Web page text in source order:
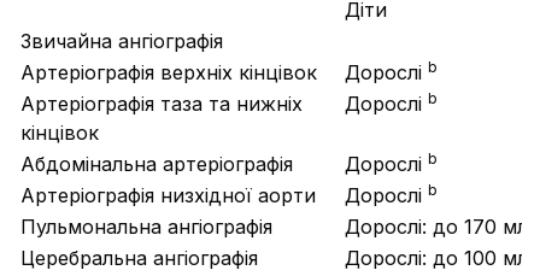
Діти
Звичайна ангіографія
Артеріографія верхніх кінцівок
Дорослі b
Артеріографія таза та нижніх
кінцівок
Дорослі b
Абдомінальна артеріографія Дорослі b
Артеріографія низхідної аорти Дорослі b
Пульмональна ангіографія
Дорослі: до 170 мл
Церебральна ангіографія
Дорослі: до 100 мл